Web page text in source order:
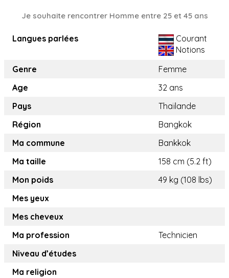
Je souhaite rencontrer Homme entre 25 et 45 ans
Langues parlées
Courant
Notions
Genre
Femme
Age
32 ans
Pays
Thaïlande
Région
Bangkok
Ma commune
Bankkok
Ma taille
158 cm (5.2 ft)
Mon poids
49 kg (108 lbs)
Mes yeux
Mes cheveux
Ma profession
Technicien
Niveau d’études
Ma religion